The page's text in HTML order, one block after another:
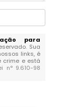
para
Sua
links, é
crime e está
n° 9.610-98